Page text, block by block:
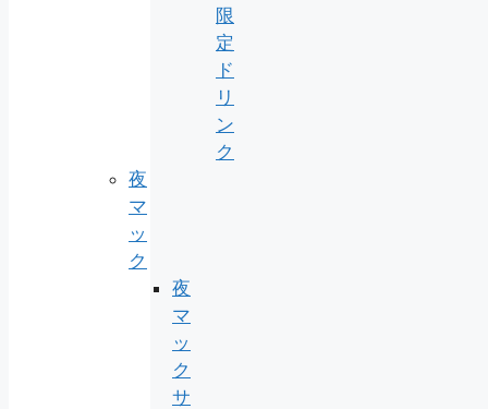
限
定
ド
リ
ン
ク
夜
マ
ッ
ク
夜
マ
ッ
ク
サ